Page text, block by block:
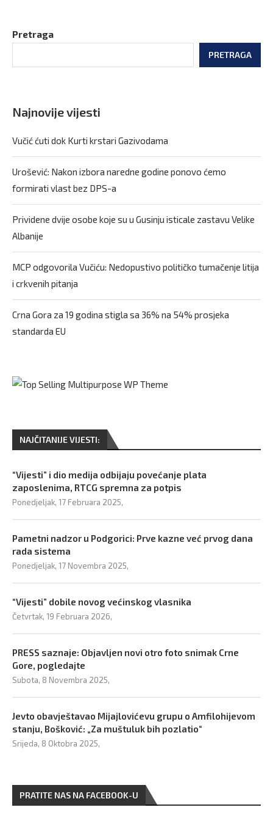
Pretraga
PRETRAGA
Najnovije vijesti
Vučić ćuti dok Kurti krstari Gazivodama
Urošević: Nakon izbora naredne godine ponovo ćemo
formirati vlast bez DPS-a
Prividene dvije osobe koje su u Gusinju isticale zastavu Velike
Albanije
MCP odgovorila Vučiću: Nedopustivo političko tumačenje litija
i crkvenih pitanja
Crna Gora za 19 godina stigla sa 36% na 54% prosjeka
standarda EU
NAJČITANIJE VIJESTI:
“Vijesti” i dio medija odbijaju povećanje plata
zaposlenima, RTCG spremna za potpis
Ponedjeljak, 17 Februara 2025,
Pametni nadzor u Podgorici: Prve kazne već prvog dana
rada sistema
Ponedjeljak, 17 Novembra 2025,
“Vijesti” dobile novog većinskog vlasnika
Četvrtak, 19 Februara 2026,
PRESS saznaje: Objavljen novi otro foto snimak Crne
Gore, pogledajte
Subota, 8 Novembra 2025,
Jevto obavještavao Mijajlovićevu grupu o Amfilohijevom
stanju, Bošković: „Za muštuluk bih pozlatio“
Srijeda, 8 Oktobra 2025,
PRATITE NAS NA FACEBOOK-U